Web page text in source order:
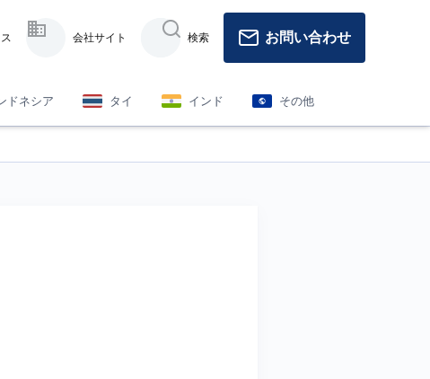
会社サイト 検索 お問い合わせ
ドネシア タイ インド その他